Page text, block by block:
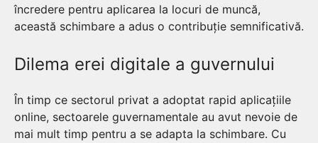
încredere pentru aplicarea la locuri de muncă,
această schimbare a adus o contribuție semnificativă.
Dilema erei digitale a guvernului
În timp ce sectorul privat a adoptat rapid aplicațiile
online, sectoarele guvernamentale au avut nevoie de
mai mult timp pentru a se adapta la schimbare. Cu